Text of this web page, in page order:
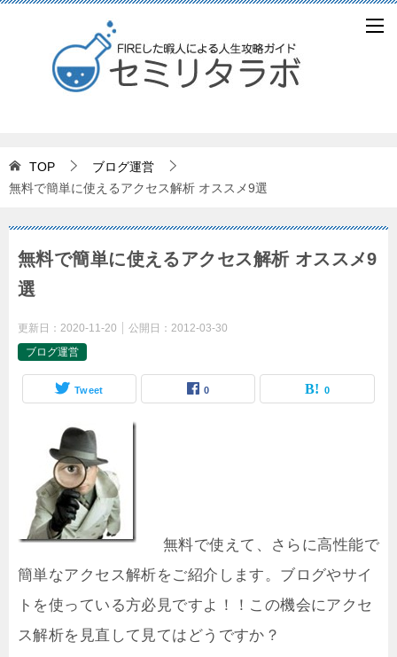
TOP
ブログ運営
無料で簡単に使えるアクセス解析 オススメ9選
無料で簡単に使えるアクセス解析 オススメ9
選
更新日： 2020-11-20 公開日： 2012-03-30
ブログ運営
Tweet 0 0
無料で使えて、さらに高性能で
簡単なアクセス解析をご紹介します。ブログやサイ
トを使っている方必見ですよ！！この機会にアクセ
ス解析を見直して見てはどうですか？